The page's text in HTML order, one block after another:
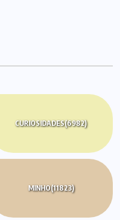
CURIOSIDADES(6982)
MINHO(11823)